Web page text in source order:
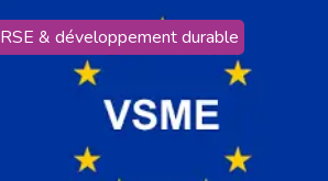
RSE & développement durable